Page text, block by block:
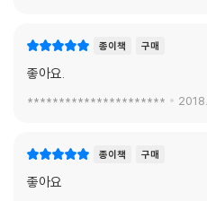
종이책 구매
좋아요.
**********************
종이책 구매
좋아요